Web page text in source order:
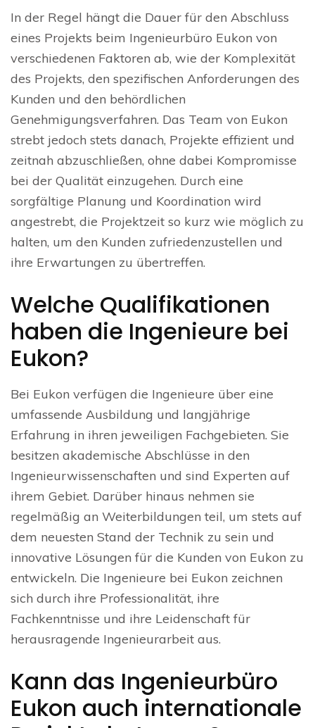
In der Regel hängt die Dauer für den Abschluss
eines Projekts beim Ingenieurbüro Eukon von
verschiedenen Faktoren ab, wie der Komplexität
des Projekts, den spezifischen Anforderungen des
Kunden und den behördlichen
Genehmigungsverfahren. Das Team von Eukon
strebt jedoch stets danach, Projekte effizient und
zeitnah abzuschließen, ohne dabei Kompromisse
bei der Qualität einzugehen. Durch eine
sorgfältige Planung und Koordination wird
angestrebt, die Projektzeit so kurz wie möglich zu
halten, um den Kunden zufriedenzustellen und
ihre Erwartungen zu übertreffen.
Welche Qualifikationen
haben die Ingenieure bei
Eukon?
Bei Eukon verfügen die Ingenieure über eine
umfassende Ausbildung und langjährige
Erfahrung in ihren jeweiligen Fachgebieten. Sie
besitzen akademische Abschlüsse in den
Ingenieurwissenschaften und sind Experten auf
ihrem Gebiet. Darüber hinaus nehmen sie
regelmäßig an Weiterbildungen teil, um stets auf
dem neuesten Stand der Technik zu sein und
innovative Lösungen für die Kunden von Eukon zu
entwickeln. Die Ingenieure bei Eukon zeichnen
sich durch ihre Professionalität, ihre
Fachkenntnisse und ihre Leidenschaft für
herausragende Ingenieurarbeit aus.
Kann das Ingenieurbüro
Eukon auch internationale